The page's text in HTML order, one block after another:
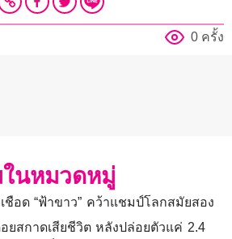
0 ครั้ง
นหมวดหมู่
เชือด “ฟ้าขาว” คว้าแชมป์โลกสมัยสอง
อยสกาดเสียชีวิต หลังปล่อยตัวแค่ 2.4